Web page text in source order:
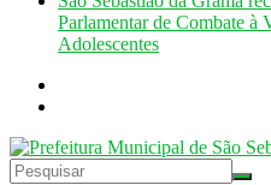
Parlamentar de Combate à
Adolescentes